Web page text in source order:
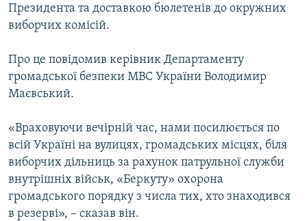
ФОТО
ПОДКАСТИ
РУС
УКР
КТАТ
ДОЛУЧАЙСЯ!
Президента та доставкою бюлетенів до окружних
виборчих комісій.
Про це повідомив керівник Департаменту
громадської безпеки МВС України Володимир
Маєвський.
«Враховуючи вечірній час, нами посилюється по
всій Україні на вулицях, громадських місцях, біля
виборчих дільниць за рахунок патрульної служби
внутрішніх військ, «Беркуту» охорона
громадського порядку з числа тих, хто знаходився
в резерві», – сказав він.